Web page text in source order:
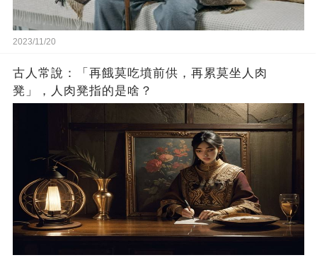
2023/11/20
古人常說：「再餓莫吃墳前供，再累莫坐人肉
凳」，人肉凳指的是啥？